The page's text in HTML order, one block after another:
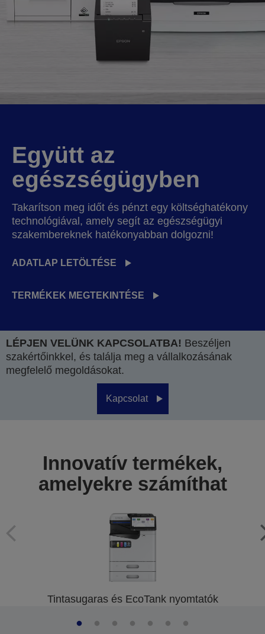
Együtt az
egészségügyben
Takarítson meg időt és pénzt egy költséghatékony
technológiával, amely segít az egészségügyi
szakembereknek hatékonyabban dolgozni!
ADATLAP LETÖLTÉSE
TERMÉKEK MEGTEKINTÉSE
LÉPJEN VELÜNK KAPCSOLATBA! Beszéljen
szakértőinkkel, és találja meg a vállalkozásának
megfelelő megoldásokat.
Kapcsolat
Innovatív termékek,
amelyekre számíthat
Tintasugaras és EcoTank nyomtatók